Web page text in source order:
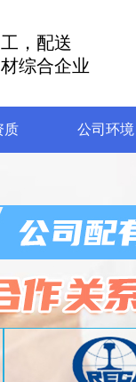
，配送
综合企业
质 公司环境